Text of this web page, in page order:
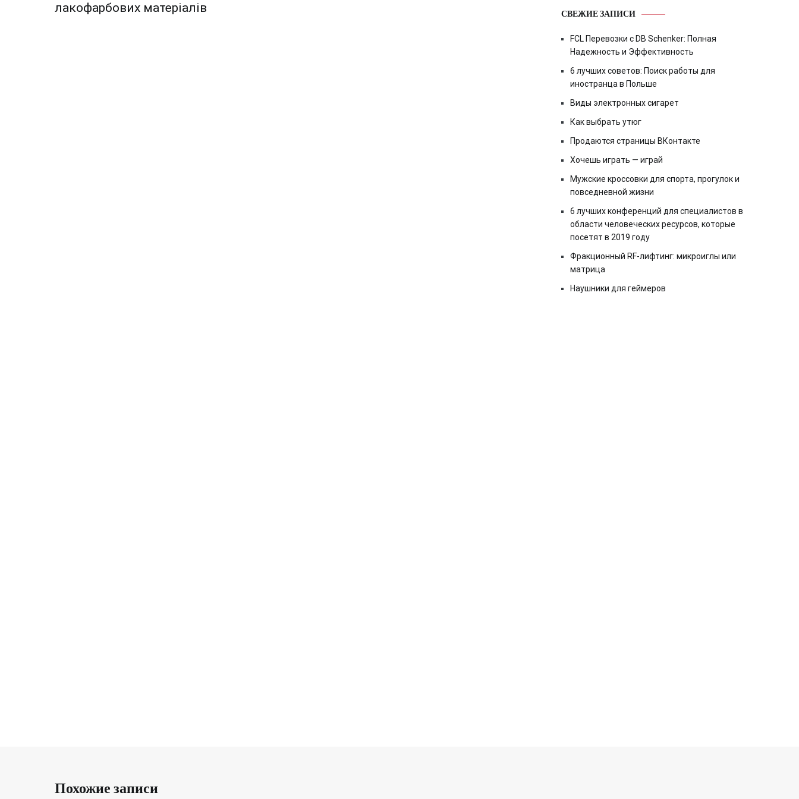
лакофарбових матеріалів
СВЕЖИЕ ЗАПИСИ
FCL Перевозки с DB Schenker: Полная
Надежность и Эффективность
6 лучших советов: Поиск работы для
иностранца в Польше
Виды электронных сигарет
Как выбрать утюг
Продаются страницы ВКонтакте
Хочешь играть — играй
Мужские кроссовки для спорта, прогулок и
повседневной жизни
6 лучших конференций для специалистов в
области человеческих ресурсов, которые
посетят в 2019 году
Фракционный RF-лифтинг: микроиглы или
матрица
Наушники для геймеров
Похожие записи